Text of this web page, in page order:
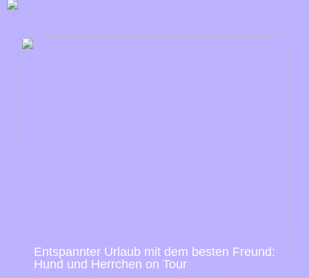
Entspannter Urlaub mit dem besten Freund:
Hund und Herrchen on Tour